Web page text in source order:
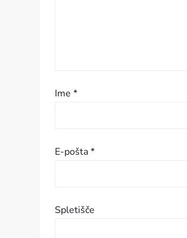
i
p
v
Ime*
E-pošta*
Spletišče